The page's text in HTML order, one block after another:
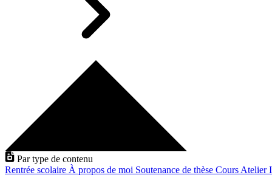
Par type de contenu
Rentrée scolaire À propos de moi Soutenance de thèse Cours Atelier